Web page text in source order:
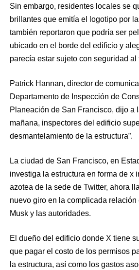
Sin embargo, residentes locales se
brillantes que emitía el logotipo por
también reportaron que podría ser
ubicado en el borde del edificio y
parecía estar sujeto con seguridad al
Patrick Hannan, director de
Departamento de Inspección de
Planeación de San Francisco, dijo a
mañana, inspectores del edificio
desmantelamiento de la estructura”.
La ciudad de San Francisco, en
investiga la estructura en forma de x
azotea de la sede de Twitter, ahora
nuevo giro en la complicada relación
Musk y las autoridades.
El dueño del edificio donde X tiene
que pagar el costo de los permisos
la estructura, así como los gastos